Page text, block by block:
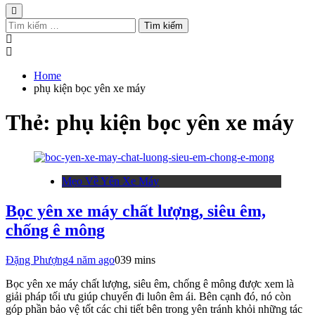
Tìm
kiếm
cho:
Home
phụ kiện bọc yên xe máy
Thẻ: phụ kiện bọc yên xe máy
Mẹo Về Yên Xe Máy
Bọc yên xe máy chất lượng, siêu êm,
chống ê mông
Đặng Phượng4 năm ago039 mins
Bọc yên xe máy chất lượng, siêu êm, chống ê mông được xem là
giải pháp tối ưu giúp chuyến đi luôn êm ái. Bên cạnh đó, nó còn
góp phần bảo vệ tốt các chi tiết bên trong yên tránh khỏi những tác